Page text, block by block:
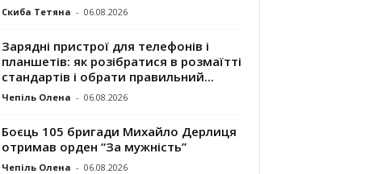
Скиба Тетяна - 06.08.2026
Зарядні пристрої для телефонів і
планшетів: як розібратися в розмаїтті
стандартів і обрати правильний...
Чепіль Олена - 06.08.2026
Боєць 105 бригади Михайло Дерлиця
отримав орден “За мужність”
Чепіль Олена - 06.08.2026